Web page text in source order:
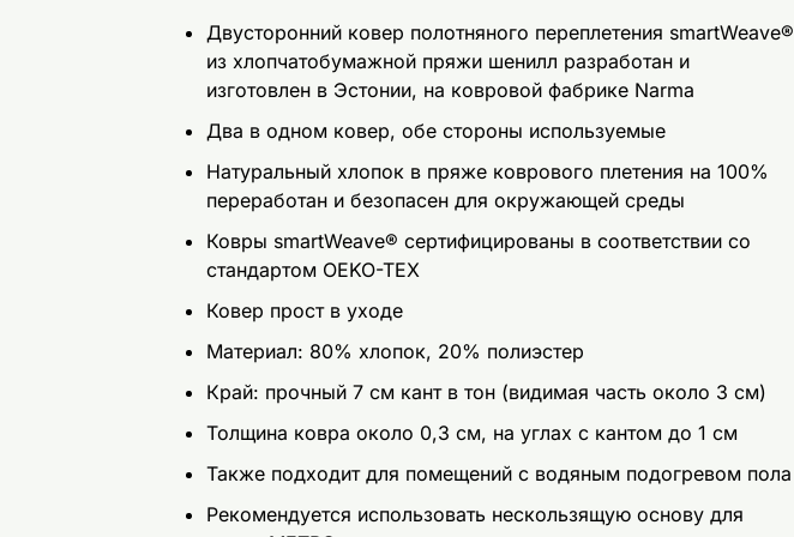
Двусторонний ковер полотняного переплетения smartWeave®
из хлопчатобумажной пряжи шенилл разработан и
изготовлен в Эстонии, на ковровой фабрике Narma
Два в одном ковер, обе стороны используемые
Натуральный хлопок в пряже коврового плетения на 100%
переработан и безопасен для окружающей среды
Ковры smartWeave® сертифицированы в соответствии со
стандартом OEKO-TEX
Ковер прост в уходе
Mатериал: 80% хлопок, 20% полиэстер
Край: прочный 7 см кант в тон (видимая часть около 3 см)
Толщина ковра около 0,3 см, на углах с кантом до 1 см
Также подходит для помещений с водяным подогревом пола
Рекомендуется использовать нескользящую основу для